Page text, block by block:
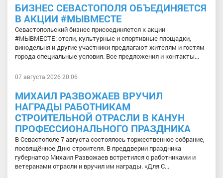
БИЗНЕС СЕВАСТОПОЛЯ ОБЪЕДИНЯЕТСЯ
В АКЦИИ #МЫВМЕСТЕ
Севастопольский бизнес присоединяется к акции
#МЫВМЕСТЕ: отели, культурные и спортивные площадки,
винодельня и другие участники предлагают жителям и гостям
города специальные условия. Все предложения и контакты...
07 августа 2026 20:06
МИХАИЛ РАЗВОЖАЕВ ВРУЧИЛ
НАГРАДЫ РАБОТНИКАМ
СТРОИТЕЛЬНОЙ ОТРАСЛИ В КАНУН
ПРОФЕССИОНАЛЬНОГО ПРАЗДНИКА
В Севастополе 7 августа состоялось торжественное собрание,
посвящённое Дню строителя. В преддверии праздника
губернатор Михаил Развожаев встретился с работниками и
ветеранами отрасли и вручил им награды. «Для С...